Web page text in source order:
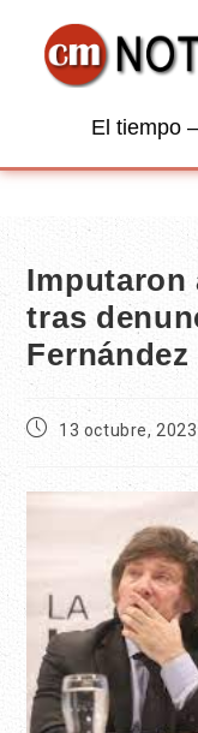
El tiempo
Imputaron
tras
Fernández
13 octubre, 2023